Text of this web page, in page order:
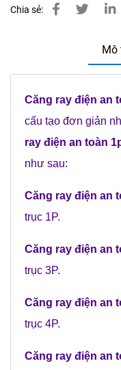
Chia sẻ:
Mô
Căng ray điện an
cấu tạo đơn giản
ray điện an toàn
như sau:
Căng ray điện an
trục 1P.
Căng ray điện an
trục 3P.
Căng ray điện an
trục 4P.
Căng ray điện an